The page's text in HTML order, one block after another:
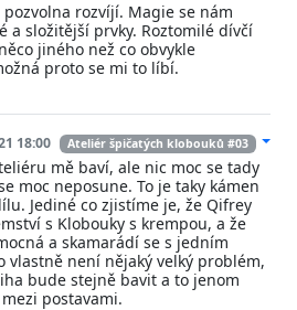
rozvíjí. Magie se nám
a složitější prvky. Roztomilé dívčí
jiného než co obvykle
proto se mi to líbí.
18:00 Ateliér špičatých klobouků #03
mě baví, ale nic moc se tady
moc neposune. To je taky kámen
Jediné co zjistíme je, že Qifrey
s Klobouky s krempou, a že
a skamarádí se s jedním
vlastně není nějaký velký problém,
bude stejně bavit a to jenom
postavami.